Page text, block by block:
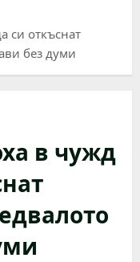
си откъснат
без думи
в чужд